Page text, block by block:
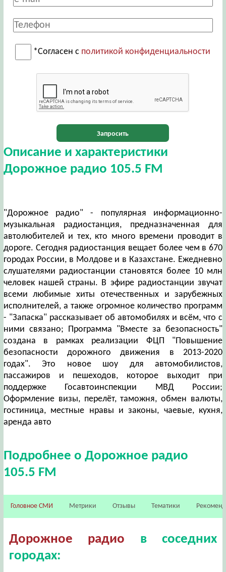
*Согласен с политикой конфиденциальности
Запросить
Описание и характеристики
Дорожное радио 105.5 FM
"Дорожное радио" - популярная информационно-
музыкальная радиостанция, предназначенная для
автолюбителей и тех, кто много времени проводит в
дороге. Сегодня радиостанция вещает более чем в 670
городах России, в Молдове и в Казахстане. Ежедневно
слушателями радиостанции становятся более 10 млн
человек нашей страны. В эфире радиостанции звучат
всеми любимые хиты отечественных и зарубежных
исполнителей, а также огромное количество программ
- "Запаска" рассказывает об автомобилях и всём, что с
ними связано; Программа "Вместе за безопасность"
создана в рамках реализации ФЦП "Повышение
безопасности дорожного движения в 2013-2020
годах". Это новое шоу для автомобилистов,
пассажиров и пешеходов, которое выходит при
поддержке Госавтоинспекции МВД России;
Оформление визы, перелёт, таможня, обмен валюты,
гостиница, местные нравы и законы, чаевые, кухня,
аренда авто
Подробнее о Дорожное радио
105.5 FM
Головное СМИ Метрики Отзывы Тематики
Дорожное радио в соседних
городах: